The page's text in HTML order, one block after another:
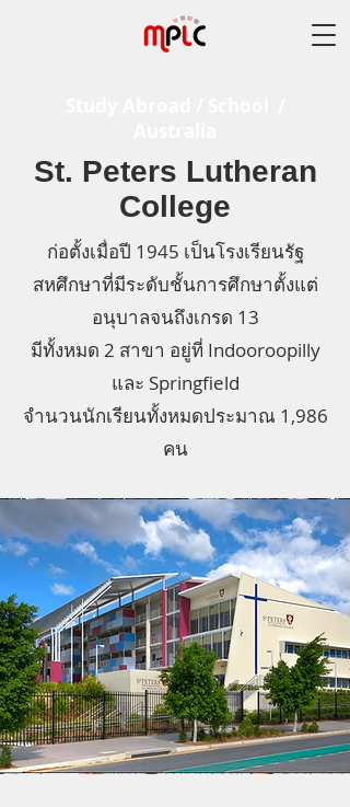
St. Peters Lutheran
College
ก่อตั้งเมื่อปี 1945 เป็นโรงเรียนรัฐ
สหศึกษาที่มีระดับชั้นการศึกษาตั้งแต่
อนุบาลจนถึงเกรด 13
มีทั้งหมด 2 สาขา อยู่ที่ Indooroopilly
และ Springfield
จำนวนนักเรียนทั้งหมดประมาณ 1,986
คน